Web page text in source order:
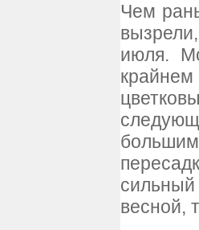
Чем
июля.
весной,